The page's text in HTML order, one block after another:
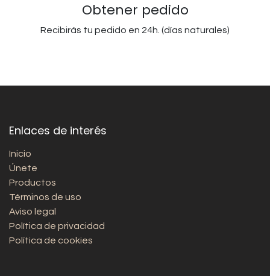
Obtener pedido
Recibirás tu pedido en 24h. (días naturales)
Enlaces de interés
Inicio
Únete
Productos
Términos de uso
Aviso legal
Política de privacidad
Política de cookies